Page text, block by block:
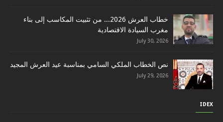
خطاب العرش 2026... من تثبيت المكاسب إلى بناء
مغرب السيادة الاقتصادية
July 30, 2026
نص الخطاب الملكي السامي بمناسبة عيد العرش المجيد
July 29, 2026
IDEX